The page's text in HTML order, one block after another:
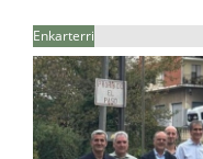
Enkarterri